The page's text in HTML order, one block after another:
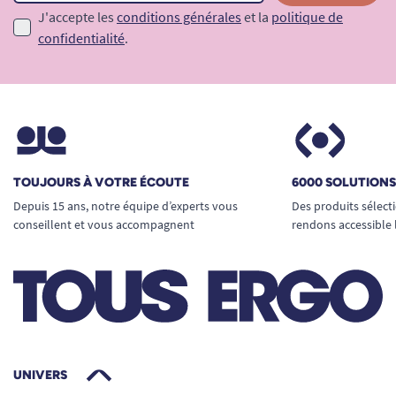
J'accepte les conditions générales et la politique de
confidentialité.
TOUJOURS À VOTRE ÉCOUTE
Depuis 15 ans, notre équipe d’experts vous
conseillent et vous accompagnent
6000
Des produits
rendons
UNIVERS